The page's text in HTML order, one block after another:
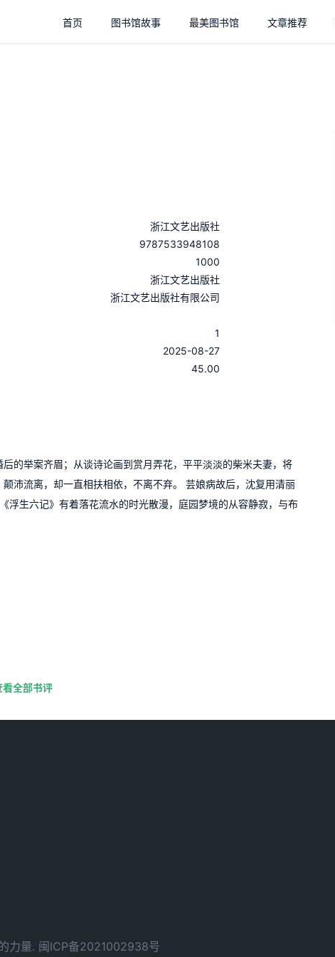
首页 图书馆故事 最美图书馆 文章推荐
浙江文艺出版社
9787533948108
1000
浙江文艺出版社
浙江文艺出版社有限公司
1
2025-08-27
45.00
的举案齐眉；从谈诗论画到赏月弄花，平平淡淡的柴米夫妻，将
沛流离，却一直相扶相依，不离不弃。 芸娘病故后，沈复用清丽
浮生六记》有着落花流水的时光散漫，庭园梦境的从容静寂，与布
看全部书评
力量. 闽ICP备2021002938号